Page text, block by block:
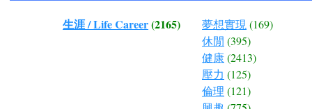
生涯 / Life Career(2165) 夢想實現(169)
休閒 (395)
健康(2413)
壓力 (125)
倫理 (121)